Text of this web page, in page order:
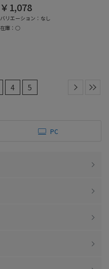
￥1,078
バリエーション：なし
在庫：○
4 5
PC